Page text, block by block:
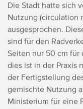
Die Stadt hatte sich
Nutzung (circulation
ausgesprochen.
sind für den
Seiten nur 50 cm
dies ist in der Praxis
der Fertigstellung
gemischte Nutzung
Ministerium für eine